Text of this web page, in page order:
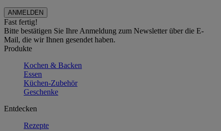
Fast fertig!
Bitte bestätigen Sie Ihre Anmeldung zum Newsletter über die E-
Mail, die wir Ihnen gesendet haben.
Produkte
Kochen & Backen
Essen
Küchen-Zubehör
Geschenke
Entdecken
Rezepte